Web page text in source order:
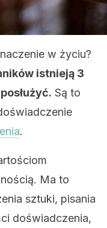
w życiu?
istnieją 3
Są to
.
Ma to
sztuki, pisania
doświadczenia,